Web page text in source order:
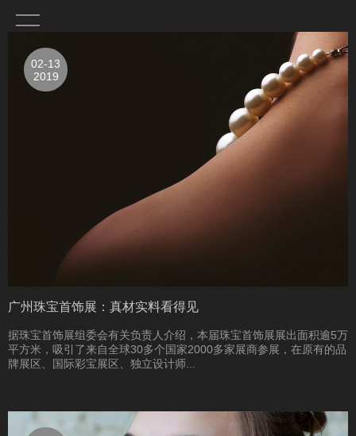
02-13
2019
广州珠宝首饰展：真材实料看得见
据珠宝首饰展组委会有关负责人介绍，本届珠宝首饰展展出面积逾5万
平方米，吸引了来自全球30多个国家2000多家展商参展，在原有的品
牌展区、国际彩宝展区、独立设计师...